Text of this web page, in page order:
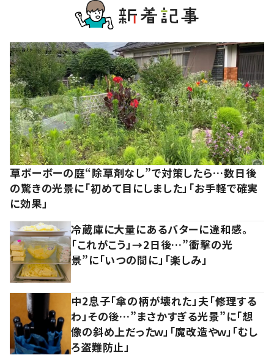
草ボーボーの庭“除草剤なし”で対策したら…数日後
の驚きの光景に「初めて目にしました」「お手軽で確実
に効果」
冷蔵庫に大量にあるバターに違和感。
「これがこう」→2日後…”衝撃の光
景”に「いつの間に」「楽しみ」
中2息子「傘の柄が壊れた」夫「修理する
わ」その後…”まさかすぎる光景”に「想
像の斜め上だったｗ」「魔改造やｗ」「むし
ろ盗難防止」